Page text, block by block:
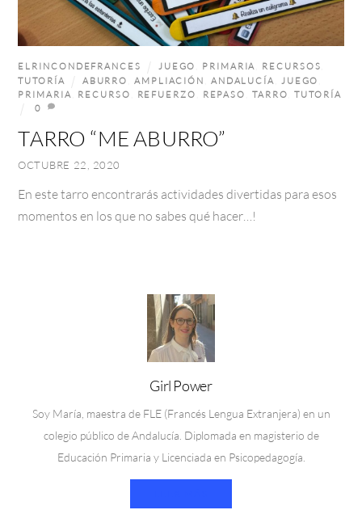
OCTUBRE 22, 2020
TARRO “ME ABURRO”
ELRINCONDEFRANCES JUEGO PRIMARIA RECURSOS
TUTORÍA
ABURRO AMPLIACIÓN ANDALUCÍA JUEGO
PRIMARIA
RECURSO REFUERZO REPASO TARRO ,TUTORÍA
0
En este tarro encontrarás actividades divertidas para esos
momentos en los que no sabes qué hacer…!
Girl Power
Soy María, maestra de FLE (Francés Lengua Extranjera) en un
colegio público de Andalucía. Diplomada en magisterio de
Educación Primaria y Licenciada en Psicopedagogía.